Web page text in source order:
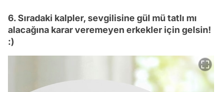
6. Sıradaki kalpler, sevgilisine gül mü tatlı mı
alacağına karar veremeyen erkekler için gelsin!
:)